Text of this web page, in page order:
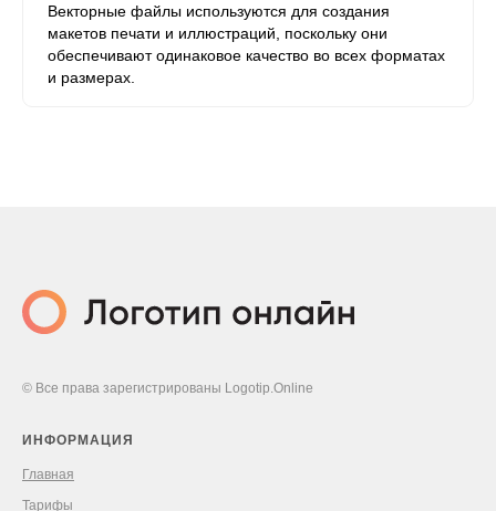
Векторные файлы используются для создания
макетов печати и иллюстраций, поскольку они
обеспечивают одинаковое качество во всех форматах
и ​​размерах.
© Все права зарегистрированы Logotip.Online
ИНФОРМАЦИЯ
Главная
Тарифы